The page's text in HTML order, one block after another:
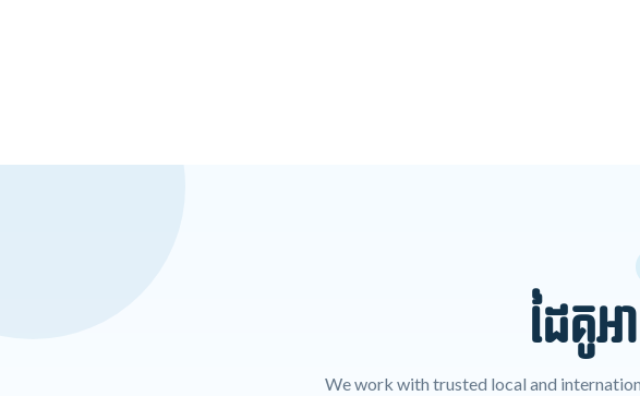
ដៃគូអ
We work with trusted local and